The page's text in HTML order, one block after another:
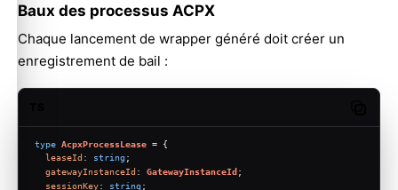
Baux des processus ACPX
Chaque lancement de wrapper généré doit créer un
enregistrement de bail :
type AcpxProcessLease = {
leaseId : string ;
gatewayInstanceId : GatewayInstanceId;
sessionKey: string ;